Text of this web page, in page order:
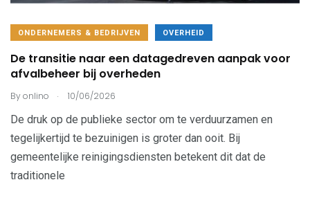
ONDERNEMERS & BEDRIJVEN OVERHEID
De transitie naar een datagedreven aanpak voor
afvalbeheer bij overheden
Byonlino . 10/06/2026
De druk op de publieke sector om te verduurzamen en
tegelijkertijd te bezuinigen is groter dan ooit. Bij
gemeentelijke reinigingsdiensten betekent dit dat de
traditionele